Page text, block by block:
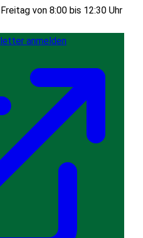
von 8:00 bis 12:30 Uhr
anmelden